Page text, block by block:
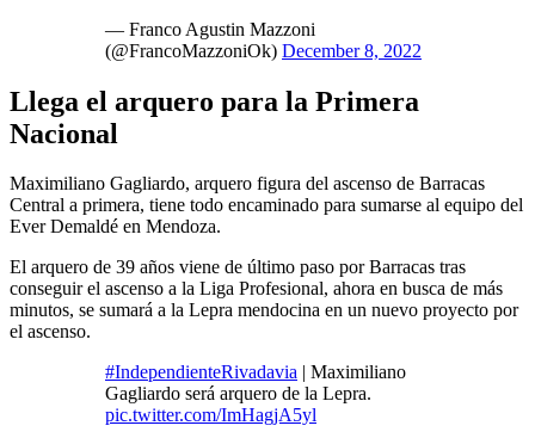
— Franco Agustin Mazzoni
(@FrancoMazzoniOk) December 8, 2022
Llega el arquero para la Primera
Nacional
Maximiliano Gagliardo, arquero figura del ascenso de Barracas
Central a primera, tiene todo encaminado para sumarse al equipo del
Ever Demaldé en Mendoza.
El arquero de 39 años viene de último paso por Barracas tras
conseguir el ascenso a la Liga Profesional, ahora en busca de más
minutos, se sumará a la Lepra mendocina en un nuevo proyecto por
el ascenso.
#IndependienteRivadavia | Maximiliano
Gagliardo será arquero de la Lepra.
pic.twitter.com/ImHagjA5yl